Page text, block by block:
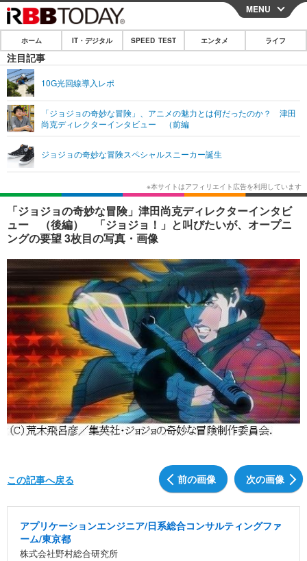
CLOSE
ホーム
IT・デジタル
ネタ
ショッピング その他
SPEED TEST
エンタメ
エンタメTOP 映画・ドラマ
韓国・芸能
音楽 スポーツ
グラビア
ショッピング その他
ライフ
ライフTOP グルメ
ペット ショッピング
その他
リリース一覧
プッシュ通知の停止方法
MENU
ホーム IT・デジタル SPEED TEST エンタメ ライフ
注目記事
10G光回線導入レポ
「ジョジョの奇妙な冒険」、アニメの魅力とは何だったのか？ 津田
尚克ディレクターインタビュー （前編
ジョジョの奇妙な冒険スペシャルスニーカー誕生
「ジョジョの奇妙な冒険」津田尚克ディレクターインタビ
ュー （後編） 「ジョジョ！」と叫びたいが、オープニ
ングの要望 3枚目の写真・画像
前の画像 次の画像
この記事へ戻る
アプリケーションエンジニア/日系総合コンサルティングファ
ーム/東京都
株式会社野村総合研究所